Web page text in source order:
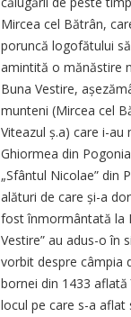
Mircea cel Bătrân,
poruncă logofătului
amintită o mănăstire
Buna Vestire,
munteni (Mircea cel
Viteazul ș.a) care i-
Ghiormea din
„Sfântul Nicolae” din
alături de care și-a
fost înmormântată la
Vestire” au adus-o în
vorbit despre câmpia
bornei din 1433
locul pe care s-a aflat